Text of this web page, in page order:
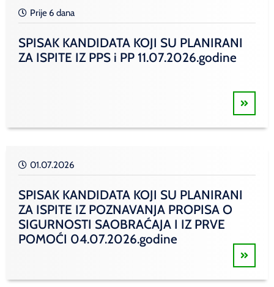
Prije 6 dana
SPISAK KANDIDATA KOJI SU PLANIRANI
ZA ISPITE IZ PPS i PP 11.07.2026.godine
01.07.2026
SPISAK KANDIDATA KOJI SU PLANIRANI
ZA ISPITE IZ POZNAVANJA PROPISA O
SIGURNOSTI SAOBRAĆAJA I IZ PRVE
POMOĆI 04.07.2026.godine